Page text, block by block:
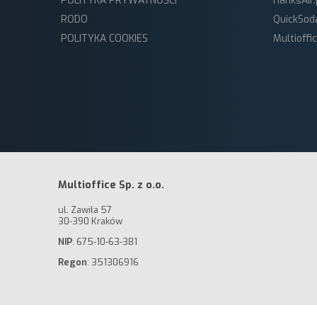
c
w
o
RODO
POLITYKA COOKIES
Multioffice Sp. z o.o.
ul. Zawiła 57
30-390 Kraków
NIP: 675-10-63-381
Regon: 351306916